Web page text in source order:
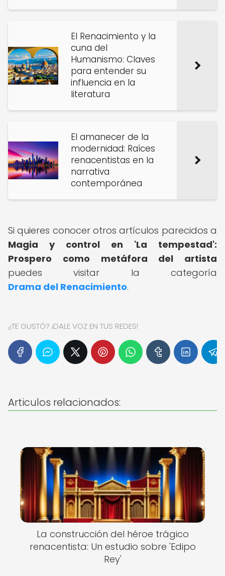
El Renacimiento y la
cuna del
Humanismo: Claves
para entender su
influencia en la
literatura
El amanecer de la
modernidad: Raíces
renacentistas en la
narrativa
contemporánea
Si quieres conocer otros artículos parecidos a
Magia y control en 'La tempestad':
Prospero como metáfora del artista
puedes visitar la categoría
Drama del Renacimiento.
¿TE GUSTÓ? ¡DALE VOZ EN TUS REDES!
Articulos relacionados:
La construcción del héroe trágico
renacentista: Un estudio sobre 'Edipo
Rey'